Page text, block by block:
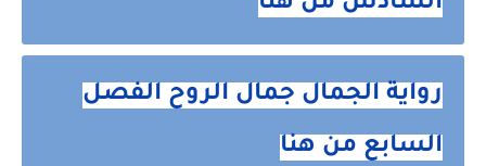
رواية الجمال جمال الروح الفصل
السابع من هنا